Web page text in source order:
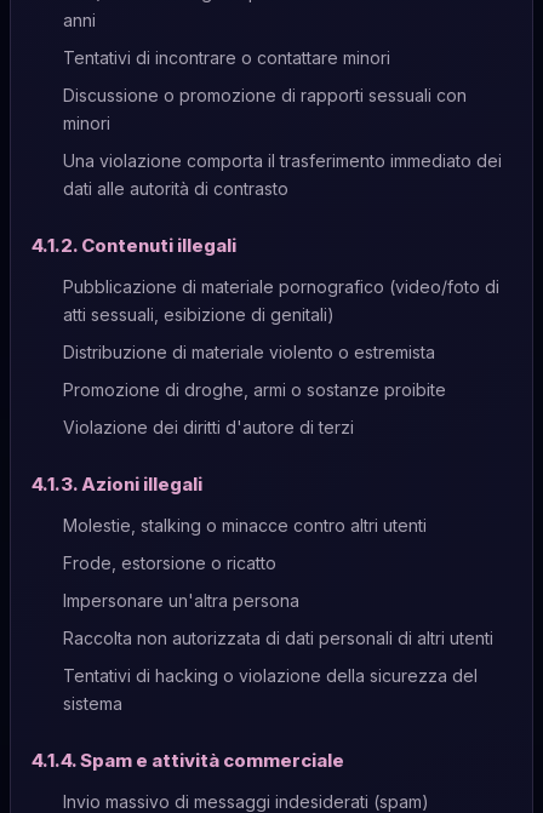
anni
Tentativi di incontrare o contattare minori
Discussione o promozione di rapporti sessuali con
minori
Una violazione comporta il trasferimento immediato dei
dati alle autorità di contrasto
4.1.2. Contenuti illegali
Pubblicazione di materiale pornografico (video/foto di
atti sessuali, esibizione di genitali)
Distribuzione di materiale violento o estremista
Promozione di droghe, armi o sostanze proibite
Violazione dei diritti d'autore di terzi
4.1.3. Azioni illegali
Molestie, stalking o minacce contro altri utenti
Frode, estorsione o ricatto
Impersonare un'altra persona
Raccolta non autorizzata di dati personali di altri utenti
Tentativi di hacking o violazione della sicurezza del
sistema
4.1.4. Spam e attività commerciale
Invio massivo di messaggi indesiderati (spam)